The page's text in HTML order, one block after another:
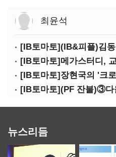
최윤석
뉴스리듬